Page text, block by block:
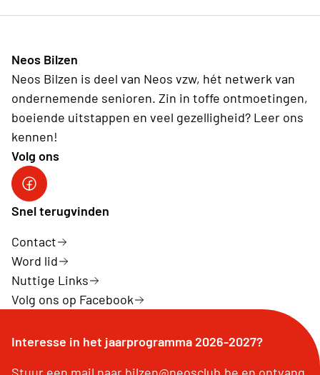
Neos Bilzen
Neos Bilzen is deel van Neos vzw, hét netwerk van
ondernemende senioren. Zin in toffe ontmoetingen,
boeiende uitstappen en veel gezelligheid? Leer ons
kennen!
Volg ons
Facebook Neos Bilzen
Snel terugvinden
Contact
Word lid
Nuttige Links
Volg ons op Facebook
Interesse in het jaarprogramma 2026-2027?